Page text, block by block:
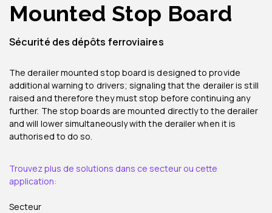
Mounted Stop Board
Sécurité des dépôts ferroviaires
The derailer mounted stop board is designed to provide
additional warning to drivers; signaling that the derailer is still
raised and therefore they must stop before continuing any
further. The stop boards are mounted directly to the derailer
and will lower simultaneously with the derailer when it is
authorised to do so.
Trouvez plus de solutions dans ce secteur ou cette
application:
Secteur